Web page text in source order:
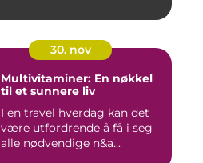
30. nov
Multivitaminer: En nøkkel
til et sunnere liv
I en travel hverdag kan det
være utfordrende å få i seg
alle nødvendige n&a...